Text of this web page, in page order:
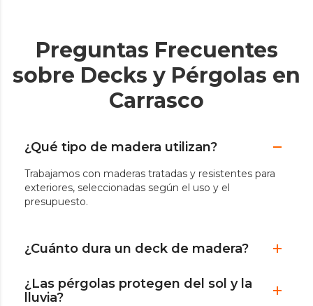
Preguntas Frecuentes
sobre Decks y Pérgolas en
Carrasco
¿Qué tipo de madera utilizan?
Trabajamos con maderas tratadas y resistentes para
exteriores, seleccionadas según el uso y el
presupuesto.
¿Cuánto dura un deck de madera?
¿Las pérgolas protegen del sol y la
lluvia?